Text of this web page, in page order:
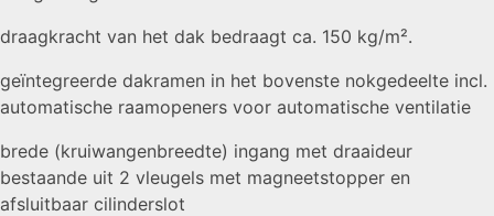
draagkracht van het dak bedraagt ca. 150 kg/m².
geïntegreerde dakramen in het bovenste nokgedeelte incl.
automatische raamopeners voor automatische ventilatie
brede (kruiwangenbreedte) ingang met draaideur
bestaande uit 2 vleugels met magneetstopper en
afsluitbaar cilinderslot